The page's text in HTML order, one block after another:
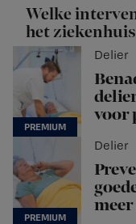
Welke
het
Delier
voor
Delier